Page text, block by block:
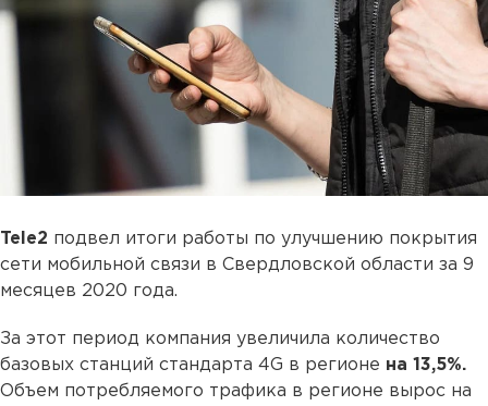
Tele2 подвел итоги работы по улучшению покрытия
сети мобильной связи в Свердловской области за 9
месяцев 2020 года.
За этот период компания увеличила количество
базовых станций стандарта 4G в регионе на 13,5%.
Объем потребляемого трафика в регионе вырос на